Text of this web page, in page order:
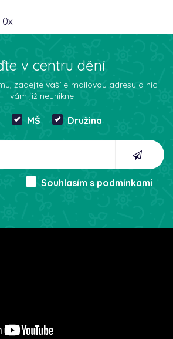
0x
v centru dění
zadejte vaší e-mailovou adresu a nic
vám již neunikne
MŠ Družina
Souhlasím s podmínkami